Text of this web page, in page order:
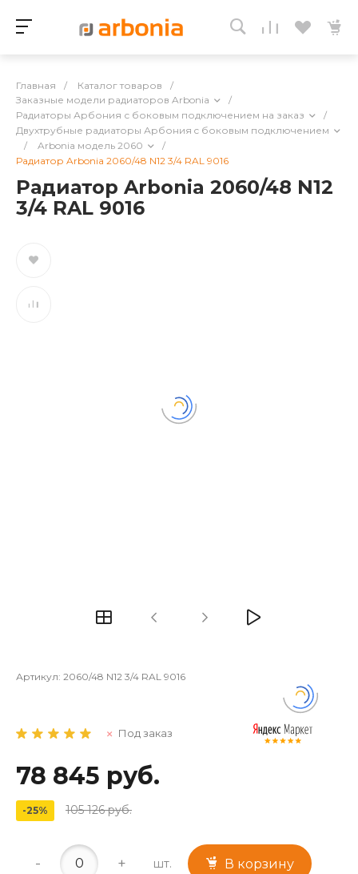
Главная / Каталог товаров
/
Заказные модели радиаторов Arbonia
/
Радиаторы Арбония с боковым подключением на заказ
/
Двухтрубные радиаторы Арбония c боковым подключением
/
Arbonia модель 2060
/
Радиатор Arbonia 2060/48 N12 3/4 RAL 9016
Радиатор Arbonia 2060/48 N12
3/4 RAL 9016
Артикул: 2060/48 N12 3/4 RAL 9016
Под заказ
78 845 руб.
-25% 105 126 руб.
- + шт. В корзину